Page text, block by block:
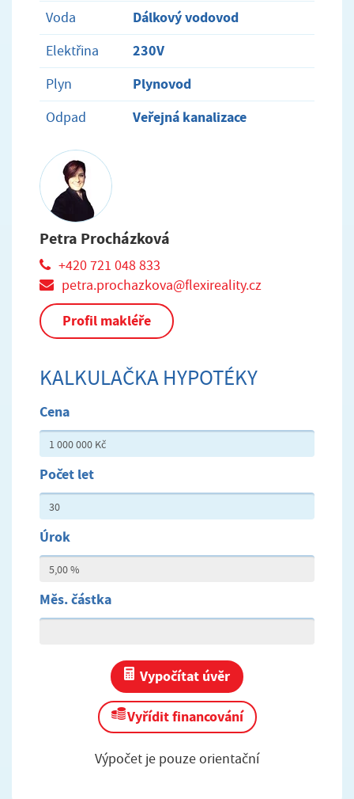
Voda Dálkový vodovod
Elektřina 230V
Plyn Plynovod
Odpad Veřejná kanalizace
Petra Procházková
+420 721 048 833
petra.prochazkova@flexireality.cz
Profil makléře
KALKULAČKA HYPOTÉKY
Cena
Počet let
Úrok
Měs. částka
Vypočítat úvěr
Vyřídit financování
Výpočet je pouze orientační